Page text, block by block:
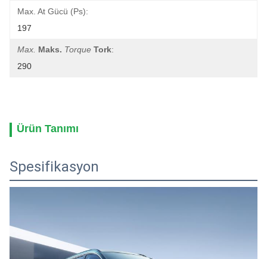
Max. At Gücü (ps):
197
Max. Maks. Torque Tork:
290
Ürün Tanımı
Spesifikasyon